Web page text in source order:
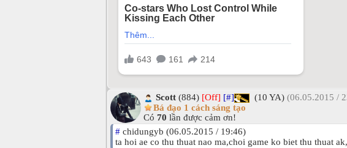
Scott (884) [Off] [#] (10 YA) (06.05.2015 /
Bá đạo 1 cách sáng tạo
Có 70 lần được cảm ơn!
# chidungyb (06.05.2015 / 19:46)
ta hoi ae co thu thuat nao ma,choi game ko biet thu thuat